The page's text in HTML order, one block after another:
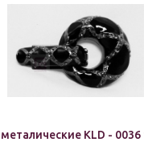
KLD - 0036